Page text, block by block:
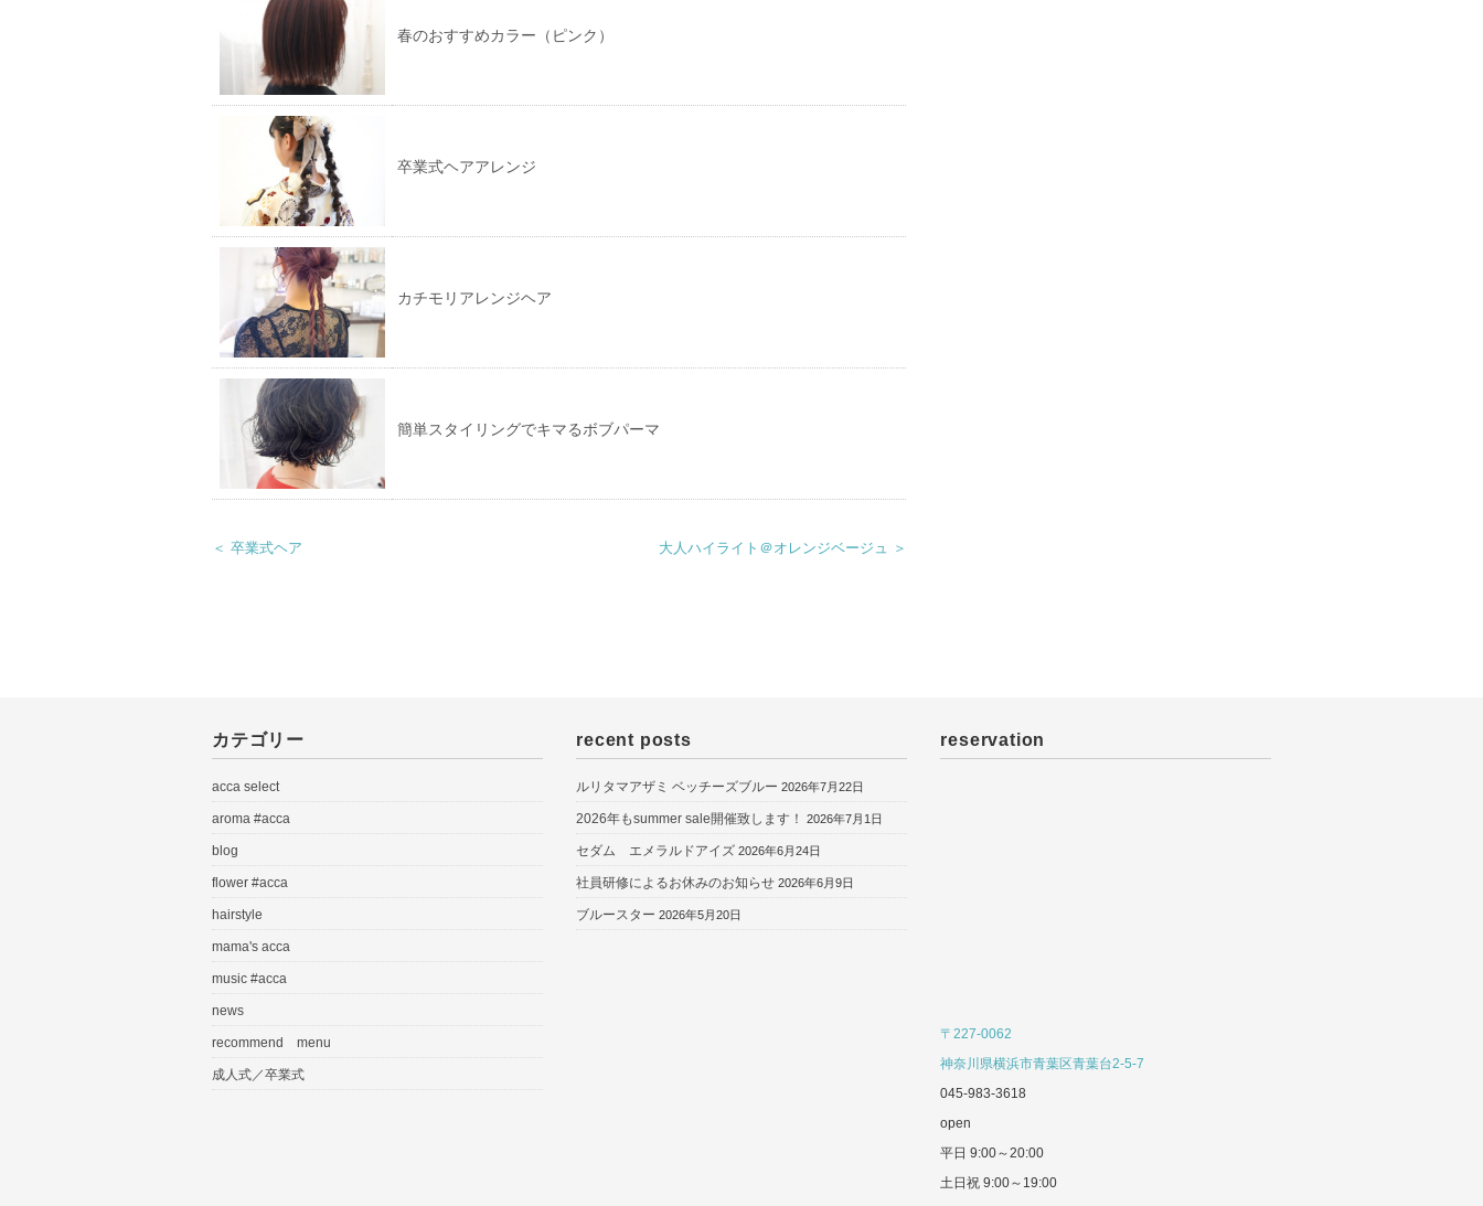
ィ
ン
開
き
ま
す)
春のおすすめカラー（ピンク）
卒業式ヘアアレンジ
カチモリアレンジヘア
簡単スタイリングでキマるボブパーマ
＜ 卒業式ヘア 大人ハイライト＠オレンジベージュ ＞
カテゴリー
acca select
aroma #acca
blog
flower #acca
hairstyle
mama's acca
music #acca
news
recommend menu
成人式／卒業式
recent posts
ルリタマアザミ ベッチーズブルー 2026年7月22日
2026年もsummer sale開催致します！ 2026年7月1日
セダム エメラルドアイズ 2026年6月24日
社員研修によるお休みのお知らせ 2026年6月9日
ブルースター 2026年5月20日
reservation
〒227-0062
神奈川県横浜市青葉区青葉台2-5-7
045-983-3618
open
平日 9:00～20:00
土日祝 9:00～19:00